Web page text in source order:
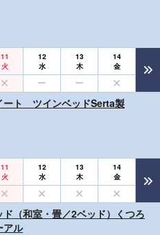
11
火
12
水
13
木
14
金
ート ツインベッドSerta製
11
火
12
水
13
木
14
金
ド（和室・畳／2ベッド）くつろ
アル